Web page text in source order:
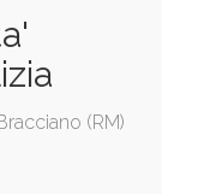
(RM)